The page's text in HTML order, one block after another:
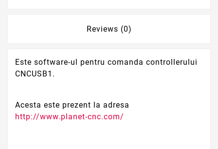
Reviews (0)
Este software-ul pentru comanda controllerului
CNCUSB1.
Acesta este prezent la adresa
http://www.planet-cnc.com/